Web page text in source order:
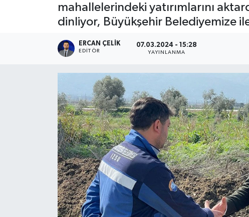
mahallelerindeki yatırımlarını
dinliyor, Büyükşehir Belediyemize
ERCAN ÇELIK
EDITÖR
07.03.2024 - 15:28
YAYINLANMA
Son Dakika Haberleri
Haber Arşivi